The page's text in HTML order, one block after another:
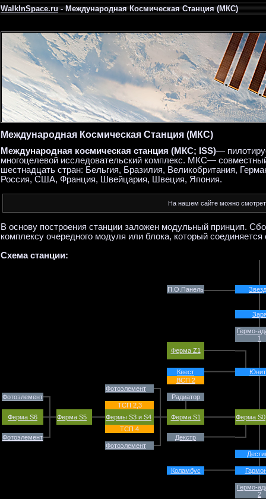
WalkInSpace.ru- Международная Космическая Станция (МКС)
Международная Космическая Станция (МКС)
Международная космическая станция (МКС; ISS)—
многоцелевой исследовательский комплекс. МКС—
шестнадцать стран: Бельгия, Бразилия, Великобритания,
Россия, США, Франция, Швейцария, Швеция, Япония.
На нашем сайте можно
В основу построения станции заложен модульный принцип.
комплексу очередного модуля или блока, который
Схема станции:
П.О.Панель
Гермо-
1
Ферма Z1
Квест
ВСП 2
Фотоэлемент
Фотоэлемент
Радиатор
ТСП 2,3
Ферма S6
Ферма S5 Фермы S3 и S4 Ферма S1
Ферма S0
ТСП 4
Фотоэлемент
Декстр
Фотоэлемент
Коламбус
Гермо-
2